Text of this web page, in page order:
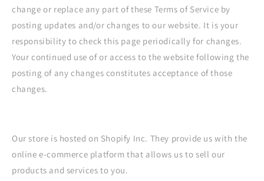
change or replace any part of these Terms of Service by
posting updates and/or changes to our website. It is your
responsibility to check this page periodically for changes.
Your continued use of or access to the website following the
posting of any changes constitutes acceptance of those
changes.
Our store is hosted on Shopify Inc. They provide us with the
online e-commerce platform that allows us to sell our
products and services to you.